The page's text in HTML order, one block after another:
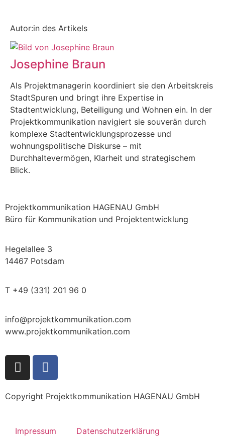
Autor:in des Artikels
Josephine Braun
Als Projektmanagerin koordiniert sie den Arbeitskreis
StadtSpuren und bringt ihre Expertise in
Stadtentwicklung, Beteiligung und Wohnen ein. In der
Projektkommunikation navigiert sie souverän durch
komplexe Stadtentwicklungsprozesse und
wohnungspolitische Diskurse – mit
Durchhaltevermögen, Klarheit und strategischem
Blick.
Projektkommunikation HAGENAU GmbH
Büro für Kommunikation und Projektentwicklung
Hegelallee 3
14467 Potsdam
T +49 (331) 201 96 0
info@projektkommunikation.com
www.projektkommunikation.com
Copyright Projektkommunikation HAGENAU GmbH
Impressum Datenschutz­erklärung